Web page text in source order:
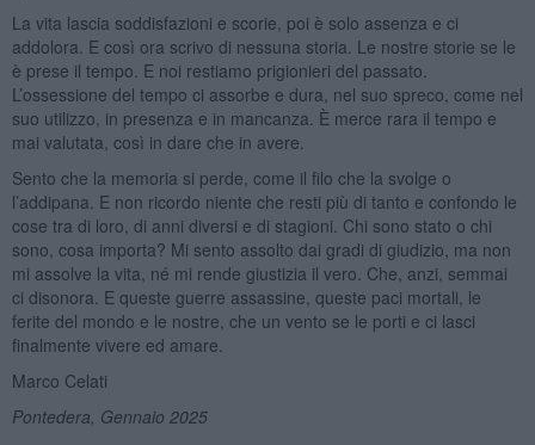
La vita lascia soddisfazioni e scorie, poi è solo assenza e ci
addolora. E così ora scrivo di nessuna storia. Le nostre storie se le
è prese il tempo. E noi restiamo prigionieri del passato.
L’ossessione del tempo ci assorbe e dura, nel suo spreco, come nel
suo utilizzo, in presenza e in mancanza. È merce rara il tempo e
mai valutata, così in dare che in avere.
Sento che la memoria si perde, come il filo che la svolge o
l’addipana. E non ricordo niente che resti più di tanto e confondo le
cose tra di loro, di anni diversi e di stagioni. Chi sono stato o chi
sono, cosa importa? Mi sento assolto dai gradi di giudizio, ma non
mi assolve la vita, né mi rende giustizia il vero. Che, anzi, semmai
ci disonora. E queste guerre assassine, queste paci mortali, le
ferite del mondo e le nostre, che un vento se le porti e ci lasci
finalmente vivere ed amare.
Marco Celati
Pontedera, Gennaio 2025